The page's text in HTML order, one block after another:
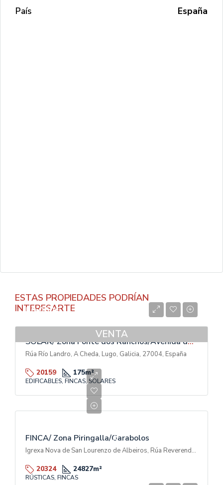
País
España
ESTAS PROPIEDADES PODRÍAN
INTERESARTE
VENTA
50.000€
SOLAR/ Zona Fonte dos Ranchos/Avenida das Américas
Rúa Río Landro, A Cheda, Lugo, Galicia, 27004, España
20159 175m²
EDIFICABLES, FINCAS, SOLARES
T
A
FINCA/ Zona Piringalla/Garabolos
Igrexa Nova de San Lourenzo de Albeiros, Rúa Reverendo Don Luis Soto Camino, Garabolos, A Piringalla, Lugo, Galicia, 27003, España
20324 24827m²
RÚSTICAS, FINCAS